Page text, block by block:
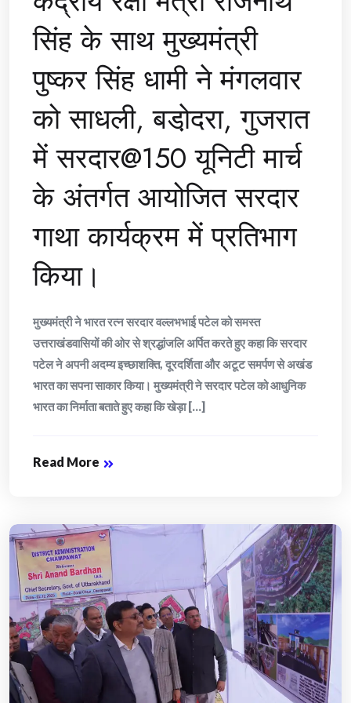
सिंह के साथ मुख्यमंत्री
पुष्कर सिंह धामी ने मंगलवार
को साधली, बडा़ेदरा, गुजरात
में सरदार@150 यूनिटी मार्च
के अंतर्गत आयोजित सरदार
गाथा कार्यक्रम में प्रतिभाग
किया।
मुख्यमंत्री ने भारत रत्न सरदार वल्लभभाई पटेल को समस्त
उत्तराखंडवासियों की ओर से श्रद्धांजलि अर्पित करते हुए कहा कि सरदार
पटेल ने अपनी अदम्य इच्छाशक्ति, दूरदर्शिता और अटूट समर्पण से अखंड
भारत का सपना साकार किया। मुख्यमंत्री ने सरदार पटेल को आधुनिक
भारत का निर्माता बताते हुए कहा कि खेड़ा [...]
Read More